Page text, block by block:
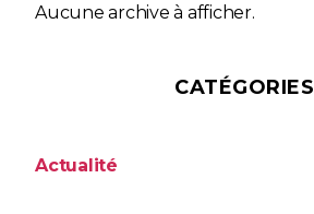
Aucune archive à afficher.
CATÉGORIES
Actualité